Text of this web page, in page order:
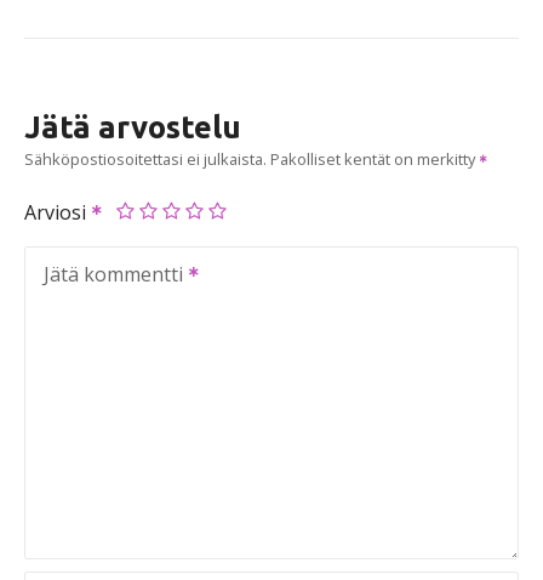
Jätä arvostelu
Sähköpostiosoitettasi ei julkaista. Pakolliset kentät on merkitty
Arviosi
Jätä kommentti